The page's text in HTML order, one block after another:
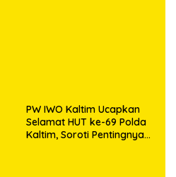
PW IWO Kaltim Ucapkan
Selamat HUT ke-69 Polda
Kaltim, Soroti Pentingnya